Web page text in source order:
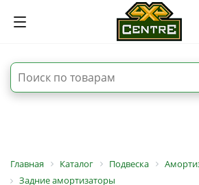
Главная Каталог Подвеска
Задние амортизаторы